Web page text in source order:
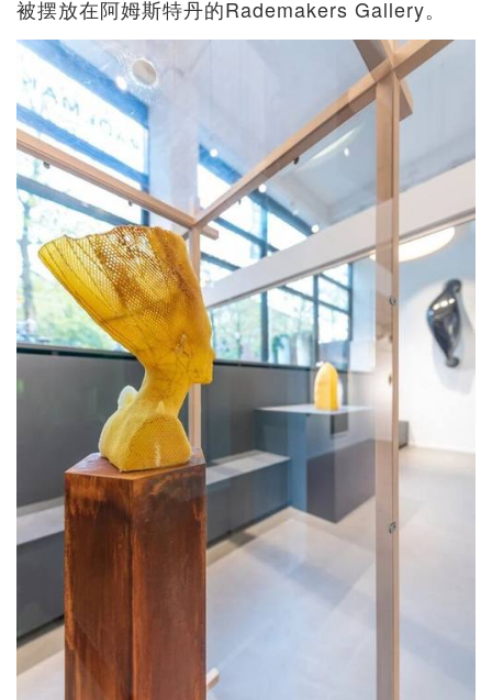
被摆放在阿姆斯特丹的Rademakers Gallery。